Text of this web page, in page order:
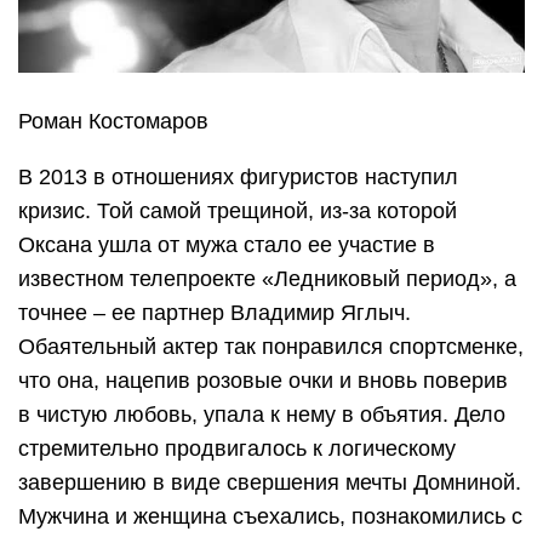
Роман Костомаров
В 2013 в отношениях фигуристов наступил
кризис. Той самой трещиной, из-за которой
Оксана ушла от мужа стало ее участие в
известном телепроекте «Ледниковый период», а
точнее – ее партнер Владимир Яглыч.
Обаятельный актер так понравился спортсменке,
что она, нацепив розовые очки и вновь поверив
в чистую любовь, упала к нему в объятия. Дело
стремительно продвигалось к логическому
завершению в виде свершения мечты Домниной.
Мужчина и женщина съехались, познакомились с